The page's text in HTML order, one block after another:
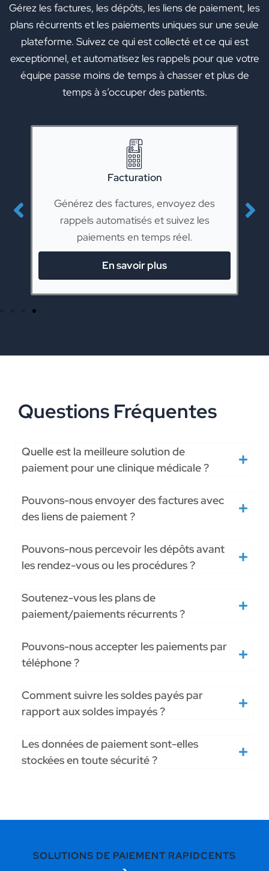
Gérez les factures, les dépôts, les liens de paiement, les
plans récurrents et les paiements uniques sur une seule
plateforme. Suivez ce qui est collecté et ce qui est
exceptionnel, et automatisez les rappels pour que votre
équipe passe moins de temps à chasser et plus de
temps à s’occuper des patients.
Prévention de la fraude
Protégez l'entreprise contre la
rétrofacturation et la fraude amicale
pour maximiser les revenus.
En savoir plus
Questions Fréquentes
Quelle est la meilleure solution de
paiement pour une clinique médicale ?
Pouvons-nous envoyer des factures avec
des liens de paiement ?
Pouvons-nous percevoir les dépôts avant
les rendez-vous ou les procédures ?
Soutenez-vous les plans de
paiement/paiements récurrents ?
Pouvons-nous accepter les paiements par
téléphone ?
Comment suivre les soldes payés par
rapport aux soldes impayés ?
Les données de paiement sont-elles
stockées en toute sécurité ?
SOLUTIONS DE PAIEMENT RAPIDCENTS